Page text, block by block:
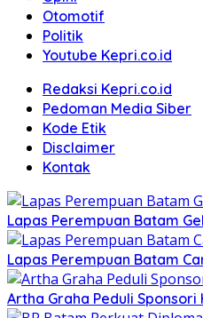
Otomotif
Politik
Youtube Kepri.co.id
Redaksi Kepri.co.id
Pedoman Media Siber
Kode Etik
Disclaimer
Kontak
Lapas Perempuan Batam
Lapas Perempuan Batam
Artha Graha Peduli Sponsori